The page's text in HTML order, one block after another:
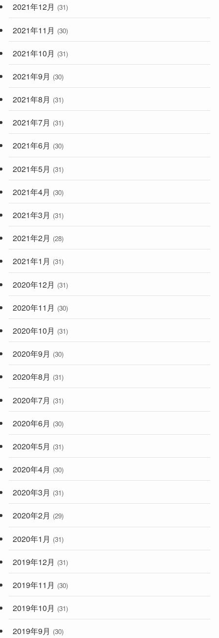
2021年12月 (31)
2021年11月 (30)
2021年10月 (31)
2021年9月 (30)
2021年8月 (31)
2021年7月 (31)
2021年6月 (30)
2021年5月 (31)
2021年4月 (30)
2021年3月 (31)
2021年2月 (28)
2021年1月 (31)
2020年12月 (31)
2020年11月 (30)
2020年10月 (31)
2020年9月 (30)
2020年8月 (31)
2020年7月 (31)
2020年6月 (30)
2020年5月 (31)
2020年4月 (30)
2020年3月 (31)
2020年2月 (29)
2020年1月 (31)
2019年12月 (31)
2019年11月 (30)
2019年10月 (31)
2019年9月 (30)